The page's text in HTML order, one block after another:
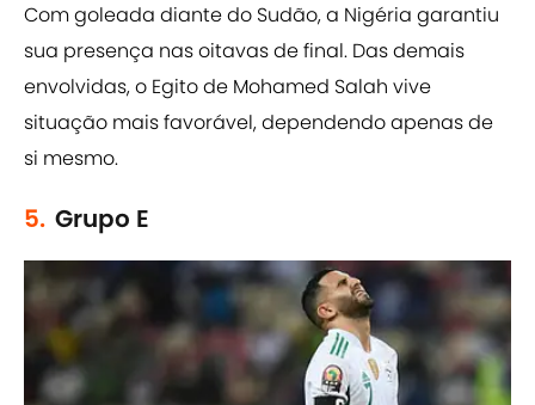
Com goleada diante do Sudão, a Nigéria garantiu
sua presença nas oitavas de final. Das demais
envolvidas, o Egito de Mohamed Salah vive
situação mais favorável, dependendo apenas de
si mesmo.
5. Grupo E